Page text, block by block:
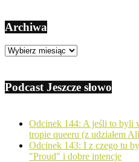
Archiwa
Archiwa
Podcast Jeszcze słowo
Odcinek 144: A jeśli to byli
tropie queeru (z udziałem
Odcinek 143: I z czego tu
"Proud" i dobre intencje